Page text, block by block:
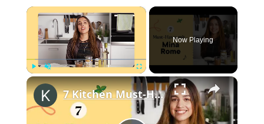
×
Play Unmute Fullscreen
Now Playing
×
7 Kitchen Must-Haves (Vegan Edition) mit @Mina_Rome